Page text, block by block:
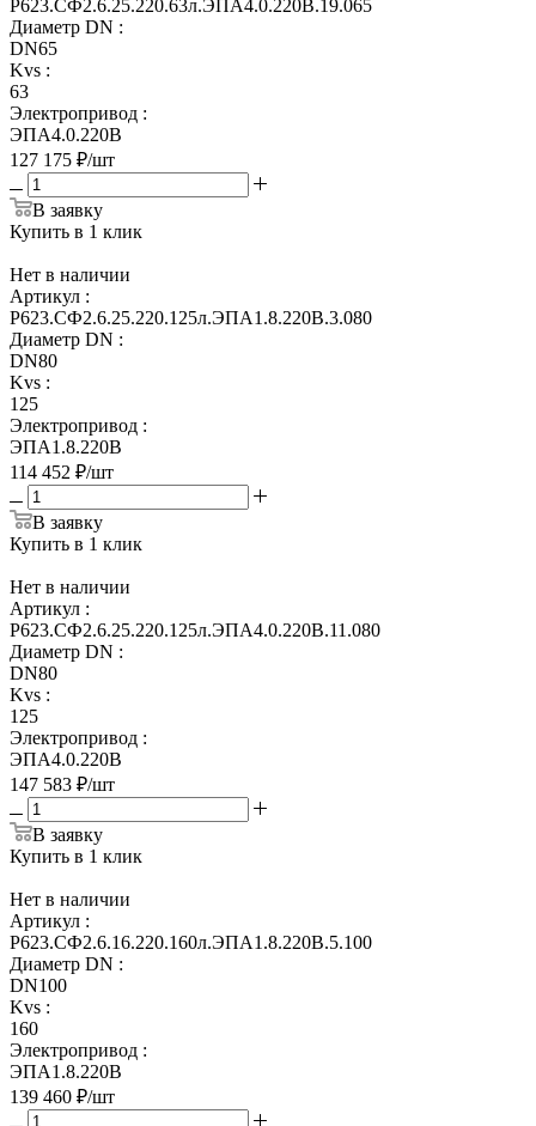
Р623.СФ2.6.25.220.63л.ЭПА4.0.220В.19.065
Диаметр DN :
DN65
Kvs :
63
Электропривод :
ЭПА4.0.220В
127 175 ₽/шт
В заявку
Купить в 1 клик
Нет в наличии
Артикул :
Р623.СФ2.6.25.220.125л.ЭПА1.8.220В.3.080
Диаметр DN :
DN80
Kvs :
125
Электропривод :
ЭПА1.8.220В
114 452 ₽/шт
В заявку
Купить в 1 клик
Нет в наличии
Артикул :
Р623.СФ2.6.25.220.125л.ЭПА4.0.220В.11.080
Диаметр DN :
DN80
Kvs :
125
Электропривод :
ЭПА4.0.220В
147 583 ₽/шт
В заявку
Купить в 1 клик
Нет в наличии
Артикул :
Р623.СФ2.6.16.220.160л.ЭПА1.8.220В.5.100
Диаметр DN :
DN100
Kvs :
160
Электропривод :
ЭПА1.8.220В
139 460 ₽/шт